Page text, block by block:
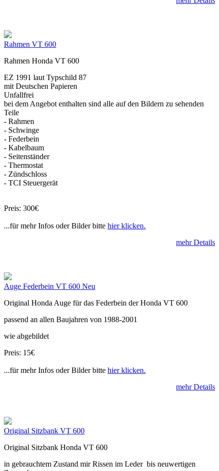
Rahmen VT 600
Rahmen Honda VT 600
EZ 1991 laut Typschild 87
mit Deutschen Papieren
Unfallfrei
bei dem Angebot enthalten sind alle auf den Bildern zu sehenden
Teile
- Rahmen
- Schwinge
- Federbein
- Kabelbaum
- Seitenständer
- Thermostat
- Zündschloss
- TCI Steuergerät
Preis: 300€
...für mehr Infos oder Bilder bitte hier klicken.
mehr Details
Auge Federbein VT 600 Neu
Original Honda Auge für das Federbein der Honda VT 600
passend an allen Baujahren von 1988-2001
wie abgebildet
Preis: 15€
...für mehr Infos oder Bilder bitte hier klicken.
mehr Details
Original Sitzbank VT 600
Original Sitzbank Honda VT 600
in gebrauchtem Zustand mir Rissen im Leder bis neuwertigen